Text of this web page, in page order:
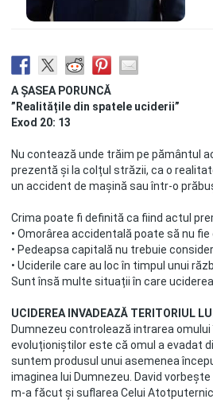
A ȘASEA PORUNCĂ
”Realitățile din spatele uciderii”
Exod 20: 13
Nu contează unde trăim pe pământul
prezentă și la colțul străzii, ca o
un accident de mașină sau într-o
Crima poate fi definită ca fiind actul
• Omorârea accidentală poate să nu
• Pedeapsa capitală nu trebuie
• Uciderile care au loc în timpul unui
Sunt însă multe situații în care
UCIDEREA INVADEAZĂ TERITORIUL
Dumnezeu controlează intrarea
evoluționiștilor este că omul a evadat
suntem produsul unui asemenea
imaginea lui Dumnezeu. David
m-a făcut și suflarea Celui Atotputernic